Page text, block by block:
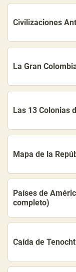
Civilizaciones
La Gran
Las 13 Colonias
Mapa de la
Países de
completo)
Caída de